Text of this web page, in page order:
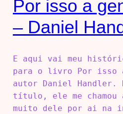
Por isso a
– Daniel
E aqui vai meu
para o livro Por isso
autor Daniel Handler.
título, ele me chamou
muito dele por ai na